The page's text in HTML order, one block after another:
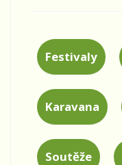
Festivaly
Karavana
Soutěže